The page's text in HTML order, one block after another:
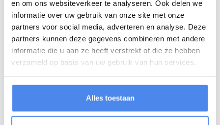
en om ons websiteverkeer te analyseren. Ook delen we
informatie over uw gebruik van onze site met onze
partners voor social media, adverteren en analyse. Deze
partners kunnen deze gegevens combineren met andere
informatie die u aan ze heeft verstrekt of die ze hebben
verzameld op basis van uw gebruik van hun services.
Alles toestaan